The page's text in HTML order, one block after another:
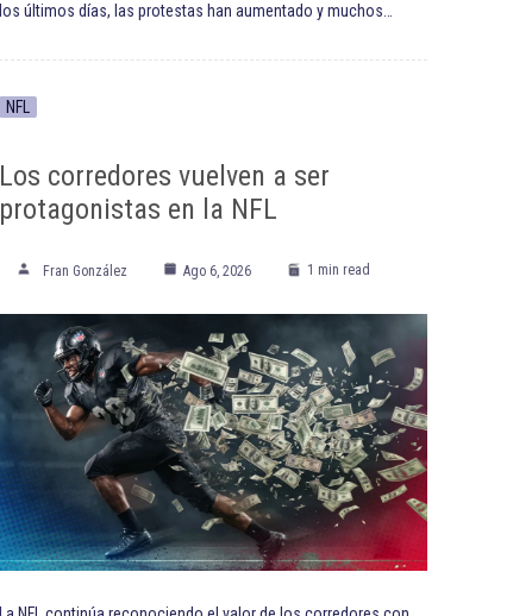
los últimos días, las protestas han aumentado y muchos…
NFL
Los corredores vuelven a ser
protagonistas en la NFL
Fran González Ago 6, 2026 1 min read